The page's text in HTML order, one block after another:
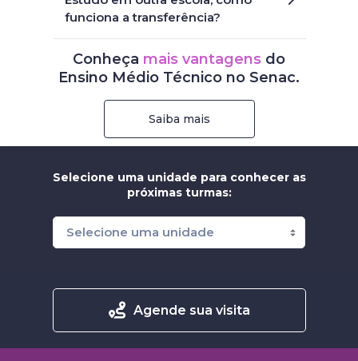
funciona a transferência?
Conheça mais vantagens do
Ensino Médio Técnico no Senac.
Saiba mais
Selecione uma unidade para conhecer as
próximas turmas:
Agende sua visita